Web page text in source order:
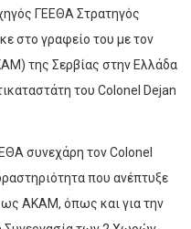
ΓΕΕΘΑ Στρατηγός
στο γραφείο του με τον
της Σερβίας στην Ελλάδα
του Colonel Dejan
συνεχάρη τον Colonel
που ανέπτυξε
ως ΑΚΑΜ, όπως και για την